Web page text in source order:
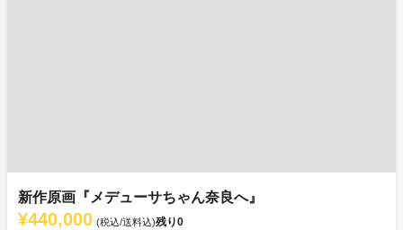
新作原画『メデューサちゃん奈良へ』
¥440,000 (税込/送料込)残り0